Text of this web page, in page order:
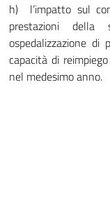
h) l’impatto sul
prestazioni
ospedalizzazione
capacità di
nel medesimo anno.